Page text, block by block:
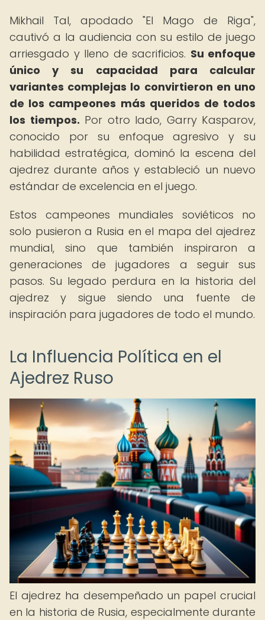
Mikhail Tal, apodado "El Mago de Riga",
cautivó a la audiencia con su estilo de juego
arriesgado y lleno de sacrificios. Su enfoque
único y su capacidad para calcular
variantes complejas lo convirtieron en uno
de los campeones más queridos de todos
los tiempos. Por otro lado, Garry Kasparov,
conocido por su enfoque agresivo y su
habilidad estratégica, dominó la escena del
ajedrez durante años y estableció un nuevo
estándar de excelencia en el juego.
Estos campeones mundiales soviéticos no
solo pusieron a Rusia en el mapa del ajedrez
mundial, sino que también inspiraron a
generaciones de jugadores a seguir sus
pasos. Su legado perdura en la historia del
ajedrez y sigue siendo una fuente de
inspiración para jugadores de todo el mundo.
La Influencia Política en el
Ajedrez Ruso
El ajedrez ha desempeñado un papel crucial
en la historia de Rusia, especialmente durante